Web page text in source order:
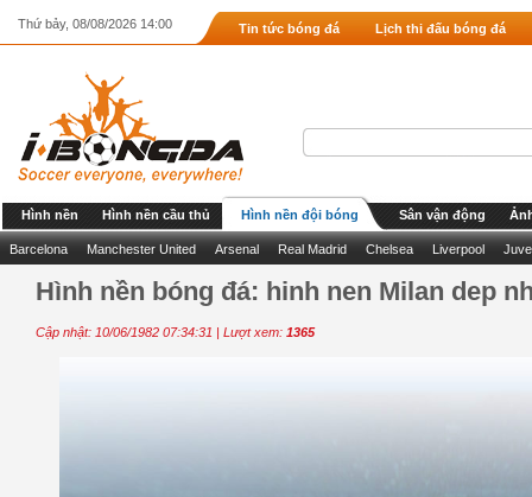
Thứ bảy, 08/08/2026 14:00 Tin tức bóng đá Lịch thi đấu bóng đá
Hình nền Hình nền cầu thủ Hình nền đội bóng Sân vận động
Barcelona Manchester United Arsenal Real Madrid Chelsea Liverpool
Hình nền bóng đá: hinh nen Milan dep
Cập nhật: 10/06/1982 07:34:31 | Lượt xem: 1365